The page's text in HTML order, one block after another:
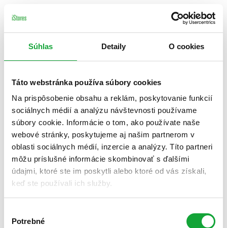
Súhlas Detaily O cookies
Táto webstránka používa súbory cookies
Na prispôsobenie obsahu a reklám, poskytovanie funkcií
sociálnych médií a analýzu návštevnosti používame
súbory cookie. Informácie o tom, ako používate naše
webové stránky, poskytujeme aj našim partnerom v
oblasti sociálnych médií, inzercie a analýzy. Títo partneri
môžu príslušné informácie skombinovať s ďalšími
údajmi, ktoré ste im poskytli alebo ktoré od vás získali,
keď ste používali ich služby.
súhlasu
Potrebné